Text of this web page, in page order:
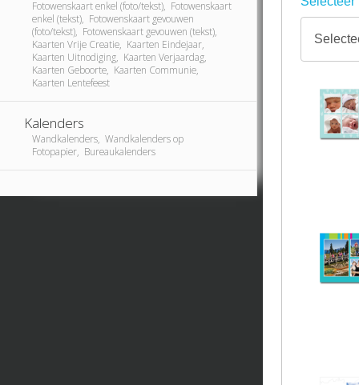
Fotowenskaart enkel (foto/tekst), Fotowenskaart
enkel (tekst), Fotowenskaart gevouwen
(foto/tekst), Fotowenskaart gevouwen (tekst),
Kaarten Vrije Creatie, Kaarten Eindejaar,
Kaarten Uitnodiging, Kaarten Verjaardag,
Kaarten Geboorte, Kaarten Communie,
Kaarten Lentefeest
Kalenders
Wandkalenders, Wandkalenders op
Fotopapier, Bureaukalenders